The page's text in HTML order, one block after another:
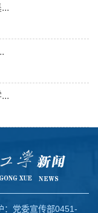
党委宣传部0451-